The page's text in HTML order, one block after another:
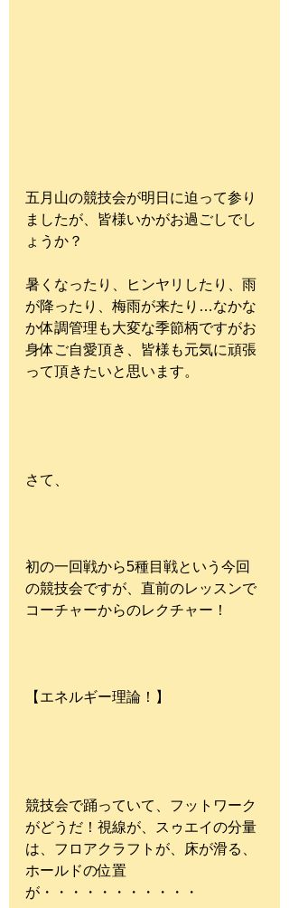
五月山の競技会が明日に迫って参り
ましたが、皆様いかがお過ごしでし
ょうか？
暑くなったり、ヒンヤリしたり、雨
が降ったり、梅雨が来たり…なかな
か体調管理も大変な季節柄ですがお
身体ご自愛頂き、皆様も元気に頑張
って頂きたいと思います。
さて、
初の一回戦から5種目戦という今回
の競技会ですが、直前のレッスンで
コーチャーからのレクチャー！
【エネルギー理論！】
競技会で踊っていて、フットワーク
がどうだ！視線が、スゥエイの分量
は、フロアクラフトが、床が滑る、
ホールドの位置
が・・・・・・・・・・・